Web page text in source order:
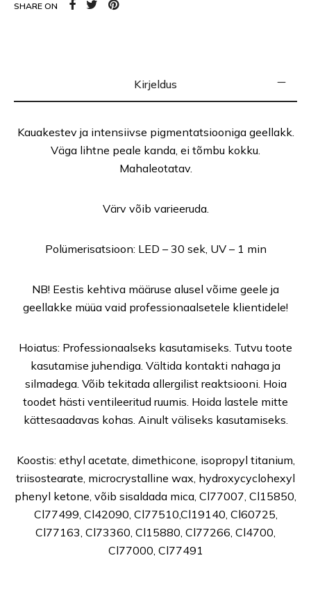
SHARE ON
Kirjeldus
Kauakestev ja intensiivse pigmentatsiooniga geellakk.
Väga lihtne peale kanda, ei tõmbu kokku.
Mahaleotatav.
Värv võib varieeruda.
Polümerisatsioon: LED – 30 sek, UV – 1 min
NB! Eestis kehtiva määruse alusel võime geele ja
geellakke müüa vaid professionaalsetele klientidele!
Hoiatus: Professionaalseks kasutamiseks. Tutvu toote
kasutamise juhendiga. Vältida kontakti nahaga ja
silmadega. Võib tekitada allergilist reaktsiooni. Hoia
toodet hästi ventileeritud ruumis. Hoida lastele mitte
kättesaadavas kohas. Ainult väliseks kasutamiseks.
Koostis: ethyl acetate, dimethicone, isopropyl titanium,
triisostearate, microcrystalline wax, hydroxycyclohexyl
phenyl ketone, võib sisaldada mica, Cl77007, Cl15850,
Cl77499, Cl42090, Cl77510,Cl19140, Cl60725,
Cl77163, Cl73360, Cl15880, Cl77266, Cl4700,
Cl77000, Cl77491